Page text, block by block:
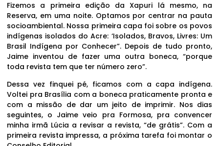
Fizemos a primeira edição da Xapuri lá mesmo, na
Reserva, em uma noite. Optamos por centrar na pauta
socioambiental. Nossa primeira capa foi sobre os povos
indígenas isolados do Acre: ‘Isolados, Bravos, Livres: Um
Brasil Indígena por Conhecer”. Depois de tudo pronto,
Jaime inventou de fazer uma outra boneca, “porque
toda revista tem que ter número zero”.
Dessa vez finquei pé, ficamos com a capa indígena.
Voltei pra Brasília com a boneca praticamente pronta e
com a missão de dar um jeito de imprimir. Nos dias
seguintes, o Jaime veio pra Formosa, pra convencer
minha irmã Lúcia a revisar a revista, “de grátis”. Com a
primeira revista impressa, a próxima tarefa foi montar o